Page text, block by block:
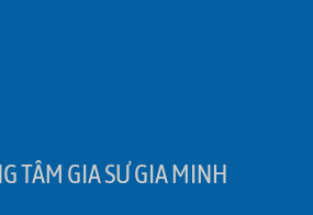
TÂM GIA SƯ GIA MINH